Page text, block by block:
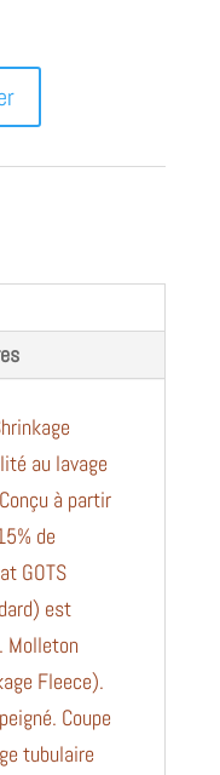
au lavage
à partir
de
GOTS
est
Molleton
Fleece).
Coupe
tubulaire